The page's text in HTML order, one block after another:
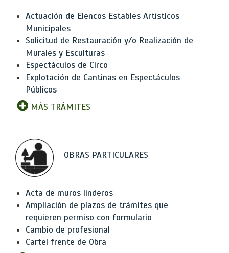
Actuación de Elencos Estables Artísticos
Municipales
Solicitud de Restauración y/o Realización de
Murales y Esculturas
Espectáculos de Circo
Explotación de Cantinas en Espectáculos
Públicos
MÁS TRÁMITES
OBRAS PARTICULARES
Acta de muros linderos
Ampliación de plazos de trámites que
requieren permiso con formulario
Cambio de profesional
Cartel frente de Obra